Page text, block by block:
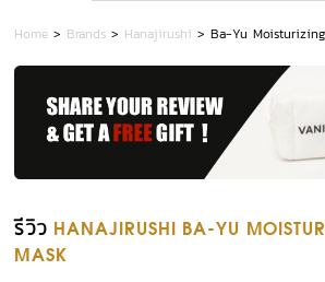
Home > Brands > Hanajirushi >Ba-Yu
รีวิว HANAJIRUSHI BA-YU
MASK